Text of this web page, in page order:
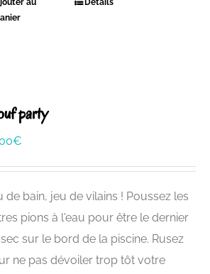
au
Détails
party
€
de bain, jeu de vilains ! Poussez les
pions à l'eau pour être le dernier
sur le bord de la piscine. Rusez
ne pas dévoiler trop tôt votre